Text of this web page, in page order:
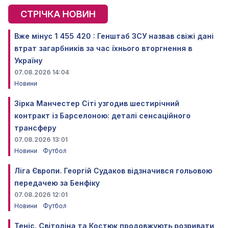
СТРІЧКА НОВИН
Вже мінус 1 455 420 : Генштаб ЗСУ назвав свіжі дані
втрат загарбників за час їхнього вторгнення в
Україну
07.08.2026 14:04
Новини
Зірка Манчестер Сіті узгодив шестирічний
контракт із Барселоною: деталі сенсаційного
трансферу
07.08.2026 13:01
Новини
Футбол
Ліга Європи. Георгій Судаков відзначився гольовою
передачею за Бенфіку
07.08.2026 12:01
Новини
Футбол
Теніс. Світоліна та Костюк продовжують розривати